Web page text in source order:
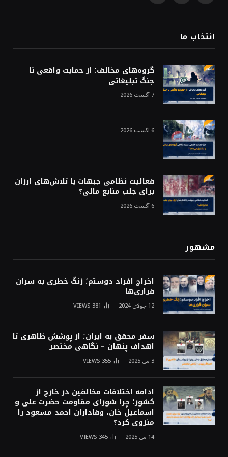
انتخاب ما
گروه‌های مخالف؛ از حمایت واقعی تا
جنگ تبلیغاتی
7 آگست 2026
6 آگست 2026
فعالیت نظامی جبهات یا تلاش‌های ارزان
برای جلب منابع مالی؟
6 آگست 2026
مشهور
اخراج افراد دوستم؛ زنگ خطری به سران
فراری‌ها
12 جولای 2024 381
VIEWS
سفر محقق به ایران؛ از پوشش ظاهری تا
اهداف پنهان – نگاهی مختصر
3 می 2025 355
VIEWS
ادامه اختلافات مخالفین در خارج از
کشور؛ چرا شورای مقاومت حضرت علی و
اسماعیل خان، وفاداران احمد مسعود را
منزوی کرد؟
14 می 2025 345
VIEWS